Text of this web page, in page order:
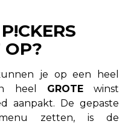
OP?
je op een heel
heel
GROTEwinst
aanpakt. De gepaste
zetten, is de